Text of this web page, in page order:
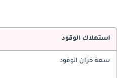
استهلاك الوقود
سعة خزان الوقود